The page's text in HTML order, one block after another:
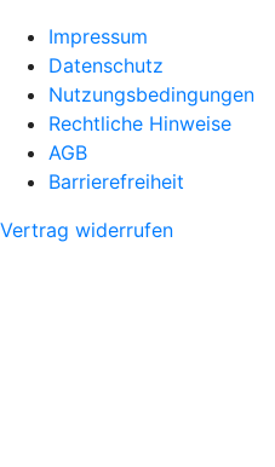
Impressum
Datenschutz
Nutzungsbedingungen
Rechtliche Hinweise
AGB
Barrierefreiheit
Vertrag widerrufen